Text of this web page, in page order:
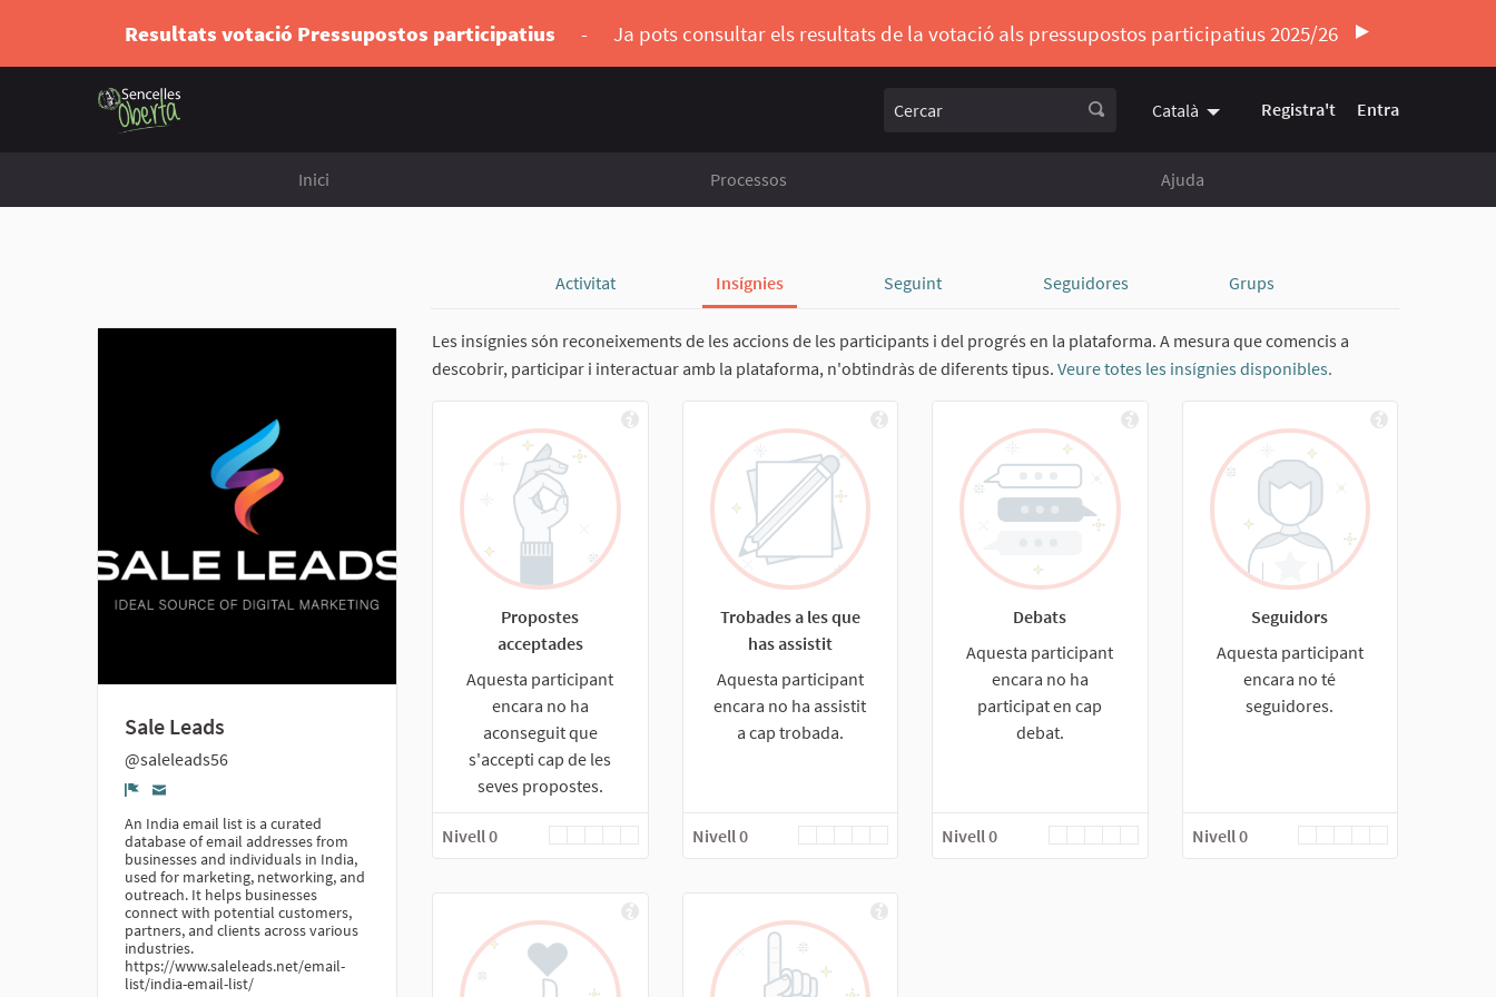
Resultats votació Pressupostos participatius - Ja pots consultar els resultats de la votació als pressupostos participatius 2025/26
Català Triar la llengua Elegir el idioma
Registra't Entra
Inici Processos Ajuda
Activitat Insígnies Seguint Seguidores Grups
Sale Leads
@saleleads56
Denúncia
An India email list is a curated
database of email addresses from
businesses and individuals in India,
used for marketing, networking, and
outreach. It helps businesses
connect with potential customers,
partners, and clients across various
industries.
https://www.saleleads.net/email-
list/india-email-list/
Les insígnies són reconeixements de les accions de les participants i del progrés en la plataforma. A mesura que comencis a
descobrir, participar i interactuar amb la plataforma, n'obtindràs de diferents tipus. Veure totes les insígnies disponibles.
Propostes
acceptades
Aquesta participant
encara no ha
aconseguit que
s'accepti cap de les
seves propostes.
Nivell 0
Trobades a les que
has assistit
Aquesta participant
encara no ha assistit
a cap trobada.
Nivell 0
Debats
Aquesta participant
encara no ha
participat en cap
debat.
Nivell 0
Seguidors
Aquesta participant
encara no té
seguidores.
Nivell 0